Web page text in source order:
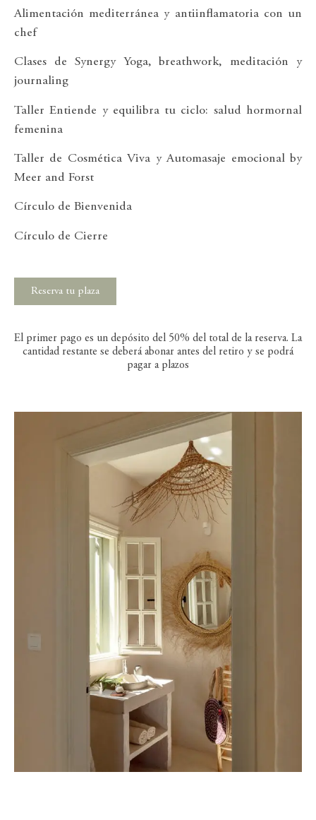
Alimentación mediterránea y antiinflamatoria con un
chef
Clases de Synergy Yoga, breathwork, meditación y
journaling
Taller Entiende y equilibra tu ciclo: salud hormornal
femenina
Taller de Cosmética Viva y Automasaje emocional by
Meer and Forst
Círculo de Bienvenida
Círculo de Cierre
Reserva tu plaza
El primer pago es un depósito del 50% del total de la reserva. La
cantidad restante se deberá abonar antes del retiro y se podrá
pagar a plazos